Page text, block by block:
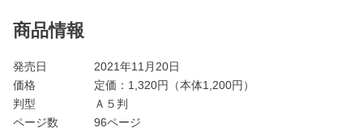
商品情報
発売日
2021年11月20日
価格
定価： 1,320円（本体1,200円）
判型
Ａ５判
ページ数
96ページ